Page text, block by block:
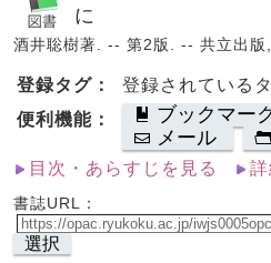
に
酒井聡樹著. -- 第2版. -- 共立出
登録タグ：
登録されている
便利機能：
ブックマー
メール
目次・あらすじを見る
書誌URL：
選択